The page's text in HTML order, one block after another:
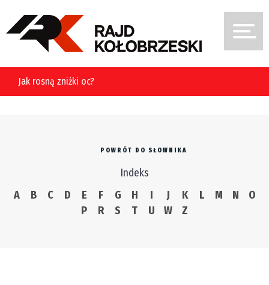
Jak rosną zniżki oc?
POWRÓT DO SŁOWNIKA
Indeks
A
B C D E F G H I J K L M N
O
P
R S T U W Z